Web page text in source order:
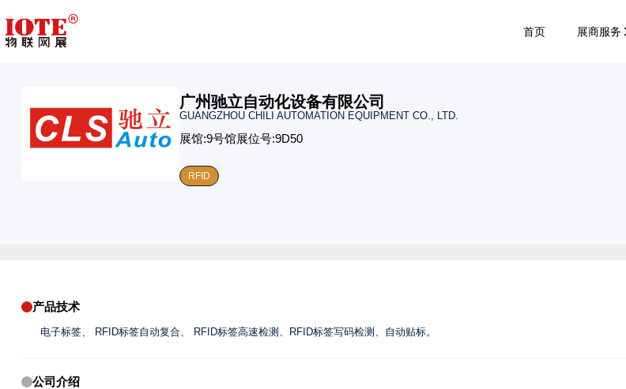
首页 展商服务
广州驰立自动化设备有限公司
GUANGZHOU CHILI AUTOMATION EQUIPMENT CO., LTD.
展馆:9号馆展位号:9D50
RFID
产品技术
电子标签、 RFID标签自动复合、 RFID标签高速检测、RFID标签写码检测、自动贴标。
公司介绍